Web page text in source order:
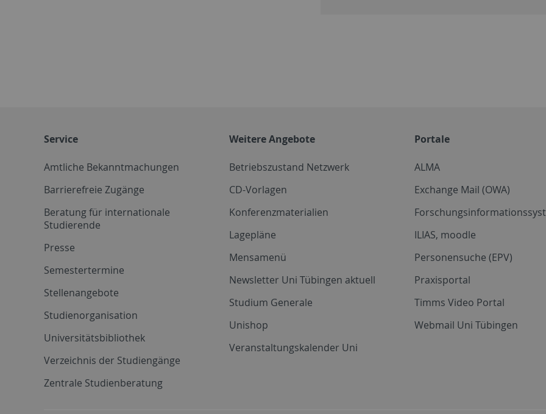
Service
Amtliche Bekanntmachungen
Barrierefreie Zugänge
Beratung für internationale
Studierende
Presse
Semestertermine
Stellenangebote
Studienorganisation
Universitätsbibliothek
Verzeichnis der Studiengänge
Zentrale Studienberatung
Weitere Angebote
Betriebszustand Netzwerk
CD-Vorlagen
Konferenzmaterialien
Lagepläne
Mensamenü
Newsletter Uni Tübingen aktuell
Studium Generale
Unishop
Veranstaltungskalender Uni
Portale
ALMA
Exchange Mail (OWA)
ILIAS, moodle
Personensuche (EPV)
Praxisportal
Timms Video Portal
Webmail Uni Tübingen